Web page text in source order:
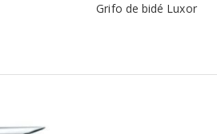
Grifo de bidé Luxor